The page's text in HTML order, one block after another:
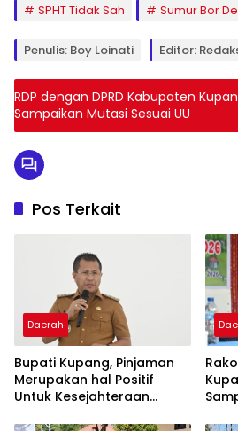
SPHT Tidak Sah
Sumur Bor
Penulis: Boy Loinati Editor:
RDP dengan DPRD Kabupaten
Sampaikan Mutasi Sesuai UU
Pos Terkait
Daerah
Bupati Kupang, Pinjaman
Merupakan hal Positif
Untuk Kesejahteraan